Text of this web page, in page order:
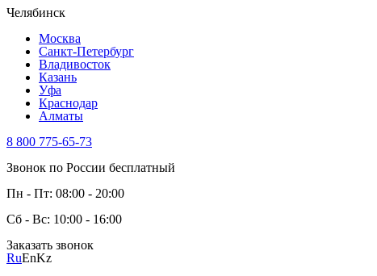
Челябинск
Москва
Санкт-Петербург
Владивосток
Казань
Уфа
Краснодар
Алматы
8 800 775-65-73
Звонок по России бесплатный
Пн - Пт: 08:00 - 20:00
Сб - Вс: 10:00 - 16:00
Заказать звонок
RuEnKz